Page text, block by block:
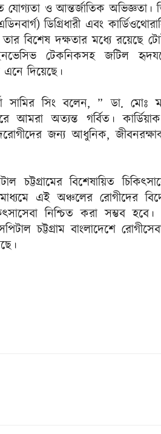
ও আন্তর্জাতিক অভিজ্ঞতা।
ডিগ্রিধারী এবং
তার বিশেষ দক্ষতার মধ্যে রয়েছে
টেকনিকসহ জটিল
এনে দিয়েছে।
সামির সিং বলেন, ” ডা. মোঃ
আমরা অত্যন্ত গর্বিত।
জন্য আধুনিক,
বিশেষায়িত
এই অঞ্চলের রোগীদের
নিশ্চিত করা সম্ভব
চট্টগ্রাম বাংলাদেশে